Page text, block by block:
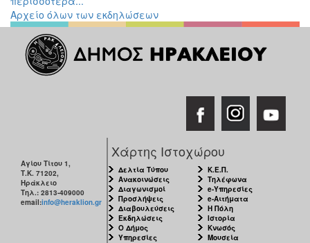
Αρχείο όλων των εκδηλώσεων
Αγίου Τίτου 1,
Τ.Κ. 71202,
Ηράκλειο
Τηλ.: 2813-409000
email:info@heraklion.gr
Χάρτης Ιστοχώρου
Δελτία Τύπου
Ανακοινώσεις
Διαγωνισμοί
Προσλήψεις
Διαβουλεύσεις
Εκδηλώσεις
Ο Δήμος
Υπηρεσίες
Κ.Ε.Π.
Τηλέφωνα
e-Υπηρεσίες
e-Αιτήματα
Η Πόλη
Ιστορία
Κνωσός
Μουσεία